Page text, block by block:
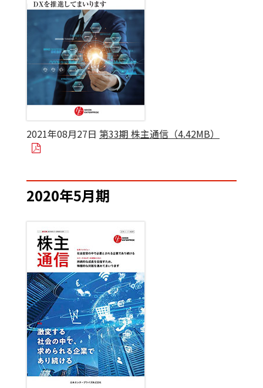
2021年08月27日 第33期 株主通信（4.42MB）
2020年5月期